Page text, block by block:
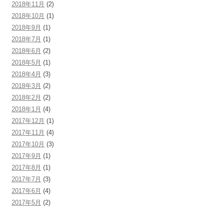
2018年11月 (2)
2018年10月 (1)
2018年9月 (1)
2018年7月 (1)
2018年6月 (2)
2018年5月 (1)
2018年4月 (3)
2018年3月 (2)
2018年2月 (2)
2018年1月 (4)
2017年12月 (1)
2017年11月 (4)
2017年10月 (3)
2017年9月 (1)
2017年8月 (1)
2017年7月 (3)
2017年6月 (4)
2017年5月 (2)